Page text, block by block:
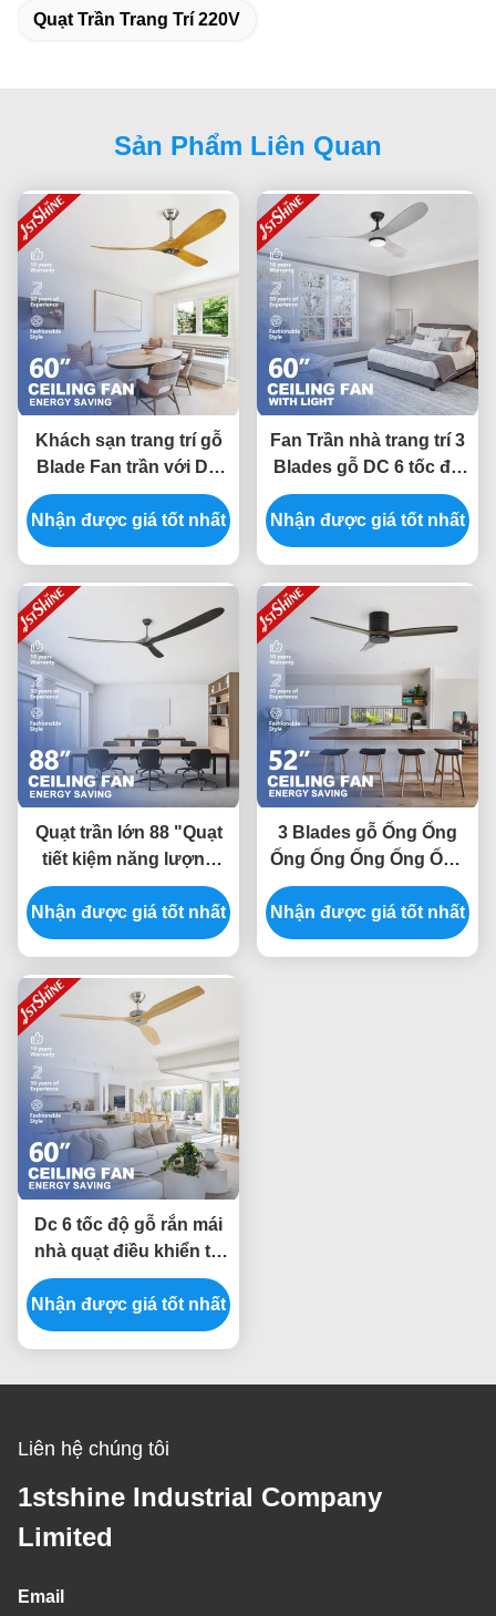
Quạt Trần Trang Trí 220V
Sản Phẩm Liên Quan
Khách sạn trang trí gỗ
Blade Fan trần với DC
Motor điều khiển từ xa
Nhận được giá tốt nhất
Fan Trần nhà trang trí 3
Blades gỗ DC 6 tốc độ
điều khiển từ xa Tiếng
ồn thấp
Nhận được giá tốt nhất
Quạt trần lớn 88 "Quạt
tiết kiệm năng lượng
động cơ Dc Blade
Wood Blade cho văn
phòng
Nhận được giá tốt nhất
3 Blades gỗ Ống Ống
Ống Ống Ống Ống Ống
Ống Ống Ống Ống Ống
Ống Ống Ống Ống Ống
Ống Ống Ống Ống Ống
Nhận được giá tốt nhất
Dc 6 tốc độ gỗ rắn mái
nhà quạt điều khiển từ
xa nội thất trang trí
Nhận được giá tốt nhất
Liên hệ chúng tôi
1stshine Industrial Company
Limited
Email